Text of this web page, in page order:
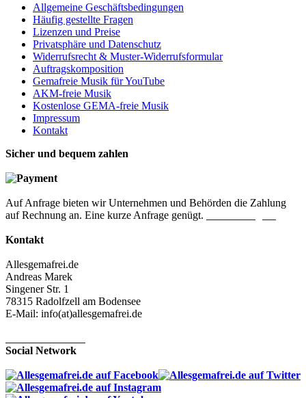
Allgemeine Geschäftsbedingungen
Häufig gestellte Fragen
Lizenzen und Preise
Privatsphäre und Datenschutz
Widerrufsrecht & Muster-Widerrufsformular
Auftragskomposition
Gemafreie Musik für YouTube
AKM-freie Musik
Kostenlose GEMA-freie Musik
Impressum
Kontakt
Sicher und bequem zahlen
Auf Anfrage bieten wir Unternehmen und Behörden die Zahlung
auf Rechnung an. Eine kurze Anfrage genügt.
Kontakt
Allesgemafrei.de
Andreas Marek
Singener Str. 1
78315 Radolfzell am Bodensee
E-Mail: info(at)allesgemafrei.de
Social Network